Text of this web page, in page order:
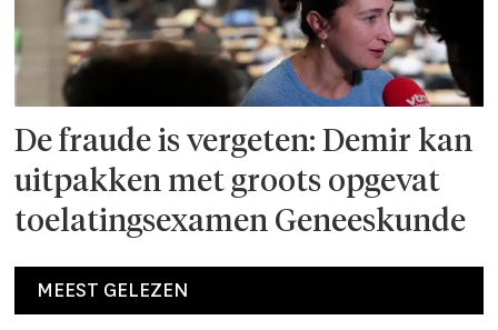
De fraude is vergeten: Demir kan
uitpakken met groots opgevat
toelatingsexamen Geneeskunde
MEEST GELEZEN